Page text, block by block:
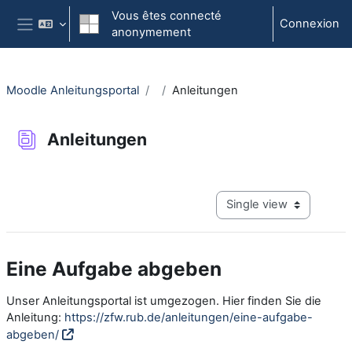
Passer au contenu principal
Panneau latéral
Vous êtes connecté
anonymement
Connexion
Moodle Anleitungsportal Anleitungen
Anleitungen
View mode tertiary
Eine Aufgabe abgeben
Unser Anleitungsportal ist umgezogen. Hier finden Sie die
Anleitung: https://zfw.rub.de/anleitungen/eine-aufgabe-
abgeben/